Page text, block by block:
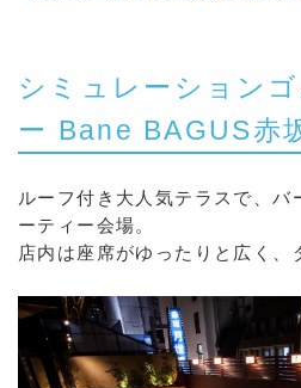
シミュレーション
ー Bane BAGUS赤
ルーフ付き大人気テラスで、
ーティー会場。
店内は座席がゆったりと広く、